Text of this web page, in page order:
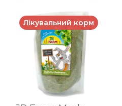
Лікувальний корм